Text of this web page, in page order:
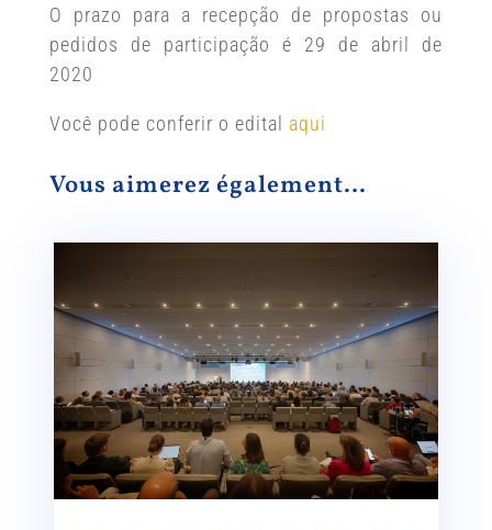
O prazo para a recepção de propostas ou
pedidos de participação é 29 de abril de
2020
Você pode conferir o edital aqui
Vous aimerez également…